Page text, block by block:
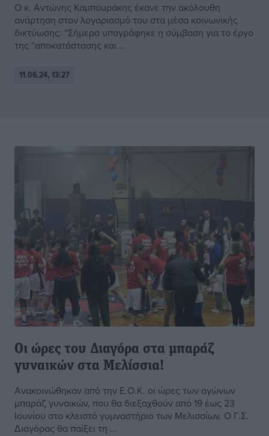
Ο κ. Αντώνης Καμπουράκης έκανε την ακόλουθη
ανάρτηση στον λογαριασμό του στα μέσα κοινωνικής
δικτύωσης: “Σήμερα υπογράφηκε η σύμβαση για το έργο
της “αποκατάστασης και ...
11.06.24, 13:27
Οι ώρες του Διαγόρα στα μπαράζ
γυναικών στα Μελίσσια!
Ανακοινώθηκαν από την Ε.Ο.Κ. οι ώρες των αγώνων
μπαράζ γυναικών, που θα διεξαχθούν από 19 έως 23
Ιουνίου στο κλειστό γυμναστήριο των Μελισσίων. Ο Γ.Σ.
Διαγόρας θα παίξει τη ...